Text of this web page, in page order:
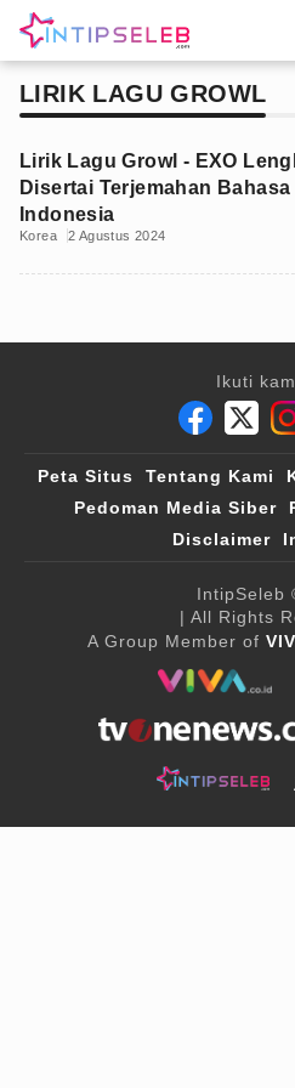
LIRIK LAGU GROWL
Lirik Lagu Growl - EXO
Disertai Terjemahan Bahasa
Indonesia
Korea 2 Agustus 2024
Ikuti
Peta Situs Tentang Kami
Pedoman Media Siber
Disclaimer
IntipSeleb
| All Rights
A Group Member of